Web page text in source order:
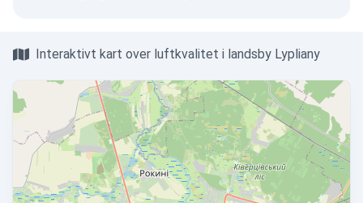
Interaktivt kart over luftkvalitet i landsby Lypliany